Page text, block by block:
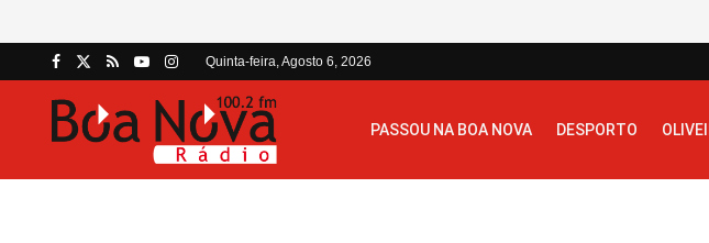
Quinta-feira, Agosto 6, 2026
PASSOU NA BOA NOVA DESPORTO